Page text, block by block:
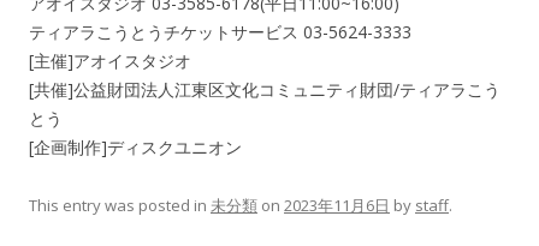
ティアラこうとうチケットサービス 03-5624-3333
[主催]アオイスタジオ
[共催]公益財団法人江東区文化コミュニティ財団/ティアラこう
とう
[企画制作]ディスクユニオン
This entry was posted in 未分類 on 2023年11月6日 by staff.